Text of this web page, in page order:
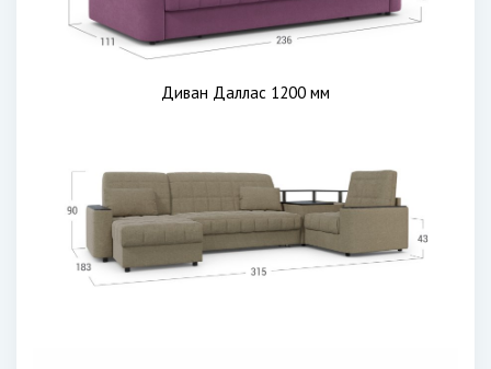
Диван Даллас 1200 мм